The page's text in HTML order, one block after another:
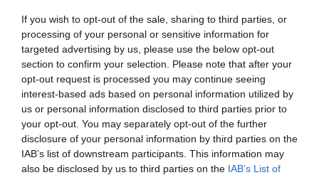
If you wish to opt-out of the sale, sharing to third parties, or
processing of your personal or sensitive information for
targeted advertising by us, please use the below opt-out
section to confirm your selection. Please note that after your
opt-out request is processed you may continue seeing
interest-based ads based on personal information utilized by
us or personal information disclosed to third parties prior to
your opt-out. You may separately opt-out of the further
disclosure of your personal information by third parties on the
IAB’s list of downstream participants. This information may
also be disclosed by us to third parties on the IAB’s List of
ECONOMÍA
SpaceX dispara ingresos y reduce pérdidas,
pero constata que fue sobreponderada
cuando salió a bolsa: cae un 29% desde el
debut
Cristina Martín 05/08/26 17:27
SOCIEDAD
Invasión de Ceuta. Vecinos denuncian la
violación en manada de una inmigrante
irregular menor de edad: “Hay testigos”